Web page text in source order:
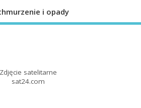
i opady
Zdjęcie satelitarne
sat24.com